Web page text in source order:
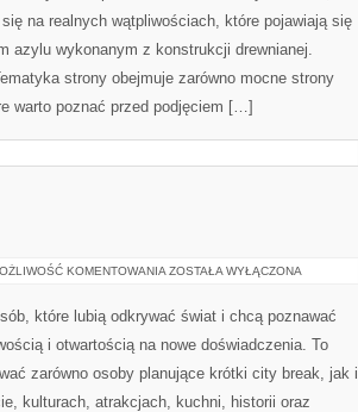
na realnych wątpliwościach, które pojawiają się
azylu wykonanym z konstrukcji drewnianej.
strony obejmuje zarówno mocne strony
warto poznać przed podjęciem […]
KOMENTOWANIA POLSKA
ZOSTAŁA WYŁĄCZONA
które lubią odkrywać świat i chcą poznawać
i otwartością na nowe doświadczenia. To
zarówno osoby planujące krótki city break, jak i
kulturach, atrakcjach, kuchni, historii oraz